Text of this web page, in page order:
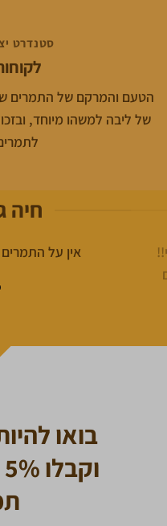
סטנדרט
הטעם והמרקם של התמרים
של ליבה למשהו מיוחד,
חיה
אין על
בואו